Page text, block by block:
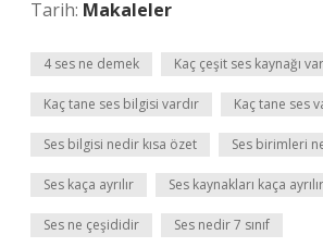
Tarih: Makaleler
4 ses ne demek Kaç çeşit ses kaynağı var
Kaç tane ses bilgisi vardır Kaç tane ses
Ses bilgisi nedir kısa özet Ses birimleri
Ses kaça ayrılır Ses kaynakları kaça
Ses ne çeşididir Ses nedir 7 sınıf